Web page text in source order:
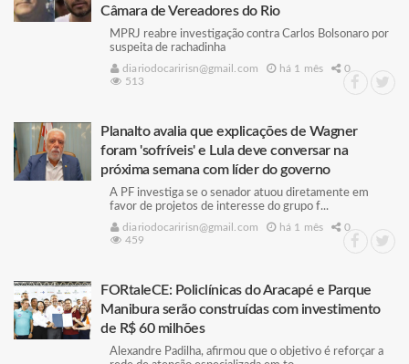
Câmara de Vereadores do Rio
MPRJ reabre investigação contra Carlos Bolsonaro por
suspeita de rachadinha
diariodocaririsn@gmail.com há 1 mês
0
513
Planalto avalia que explicações de Wagner
foram 'sofríveis' e Lula deve conversar na
próxima semana com líder do governo
A PF investiga se o senador atuou diretamente em
favor de projetos de interesse do grupo f...
diariodocaririsn@gmail.com há 1 mês
0
459
FORtaleCE: Policlínicas do Aracapé e Parque
Manibura serão construídas com investimento
de R$ 60 milhões
Alexandre Padilha, afirmou que o objetivo é reforçar a